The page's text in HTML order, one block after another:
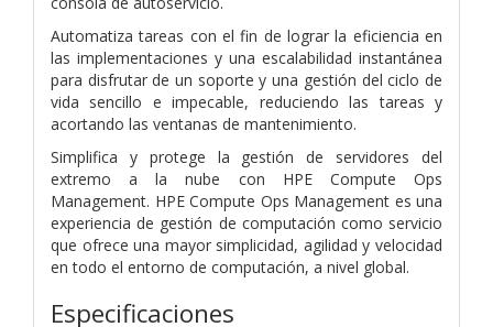
Automatiza tareas con el fin de lograr la eficiencia en
las implementaciones y una escalabilidad instantánea
para disfrutar de un soporte y una gestión del ciclo de
vida sencillo e impecable, reduciendo las tareas y
acortando las ventanas de mantenimiento.
Simplifica y protege la gestión de servidores del
extremo a la nube con HPE Compute Ops
Management. HPE Compute Ops Management es una
experiencia de gestión de computación como servicio
que ofrece una mayor simplicidad, agilidad y velocidad
en todo el entorno de computación, a nivel global.
Especificaciones